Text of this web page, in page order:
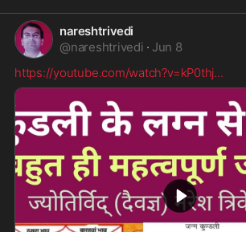
nareshtrivedi
@nareshtrivedi · Jun 8
https://youtube.com/watch?v=kP0thj...